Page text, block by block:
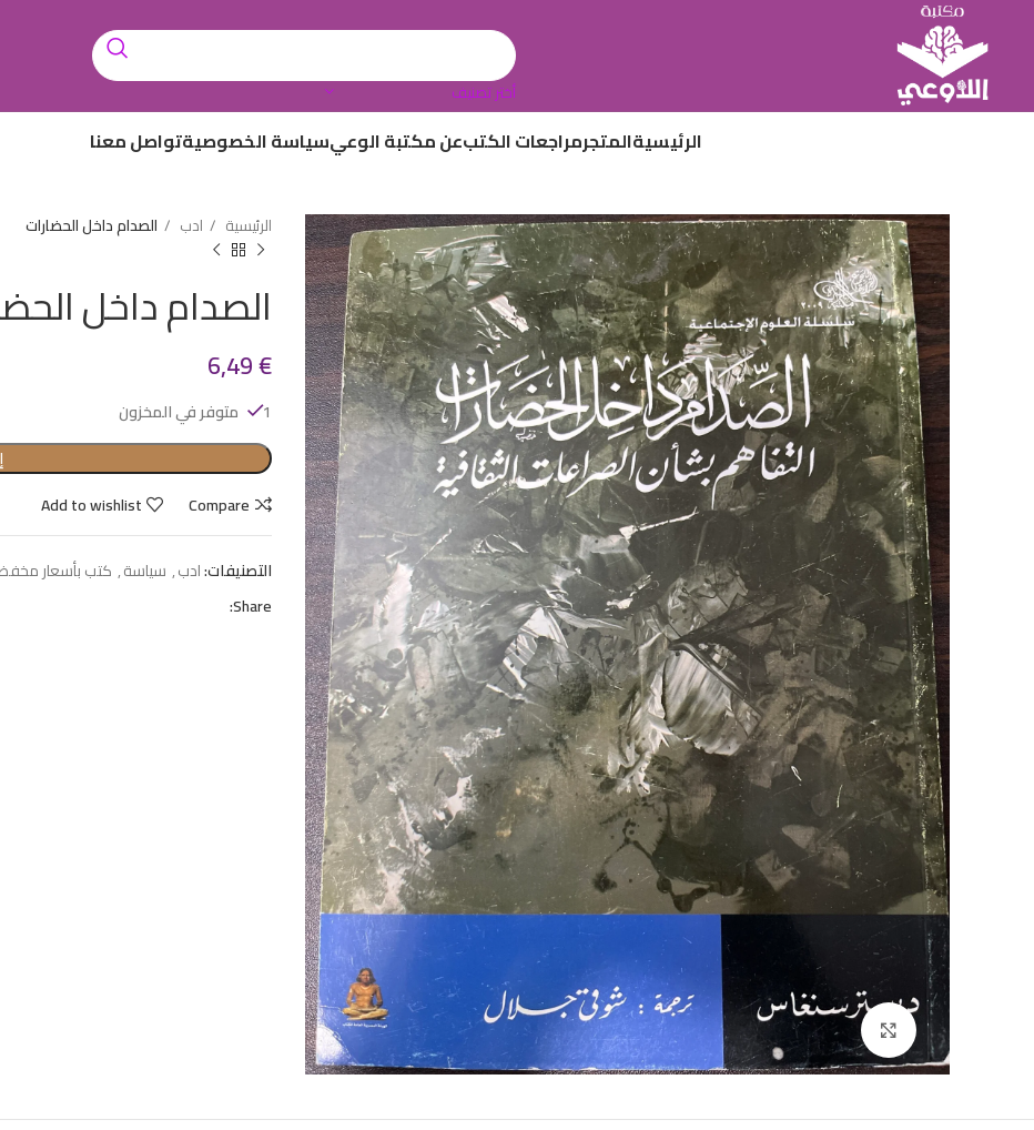
أختر تصنيف
الرئيسيةالمتجرمراجعات الكتبعن مكتبة الوعيسياسة الخصوصيةتواصل معنا
Click to enlarge
الرئيسية ادب الصدام داخل الحضارات
الصدام داخل
6,49€
1 متوفر في المخزون
Compare
Add to wishlist
التصنيفات:ادب, سياسة, كتب بأسعار
Share: